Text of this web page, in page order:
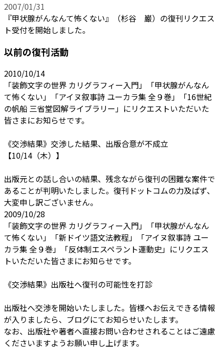
2007/01/31
『甲状腺がんなんて怖くない』（杉谷 巌）の復刊リクエス
ト受付を開始しました。
以前の復刊活動
2010/10/14
「装飾文字の世界 カリグラフィー入門」「甲状腺がんなん
て怖くない」「アイヌ叙事詩 ユーカラ集 全９巻」「16世紀
の帆船 三省堂図解ライブラリー」にリクエストいただいた
皆さまにお知らせです。
《交渉結果》交渉した結果、出版合意が不成立
【10/14（木）】
出版元との話し合いの結果、残念ながら復刊の困難な案件で
あることが判明いたしました。復刊ドットコムの力及ばず、
大変申し訳ございません。
2009/10/28
「装飾文字の世界 カリグラフィー入門」「甲状腺がんなん
て怖くない」「新ドイツ語文法教程」「アイヌ叙事詩 ユー
カラ集 全９巻」「反体制エスペラント運動史」にリクエス
トいただいた皆さまにお知らせです。
《交渉結果》出版社へ復刊の可能性を打診
出版社へ交渉を開始いたしました。皆様へお伝えできる情報
が入りましたら、ブログにてお知らせいたします。
なお、出版社や著者へ直接お問い合わせされることはご遠慮
くださいますようお願い申し上げます。